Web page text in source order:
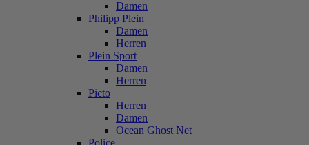
Damen
Philipp Plein
Damen
Herren
Plein Sport
Damen
Herren
Picto
Herren
Damen
Ocean Ghost Net
Police